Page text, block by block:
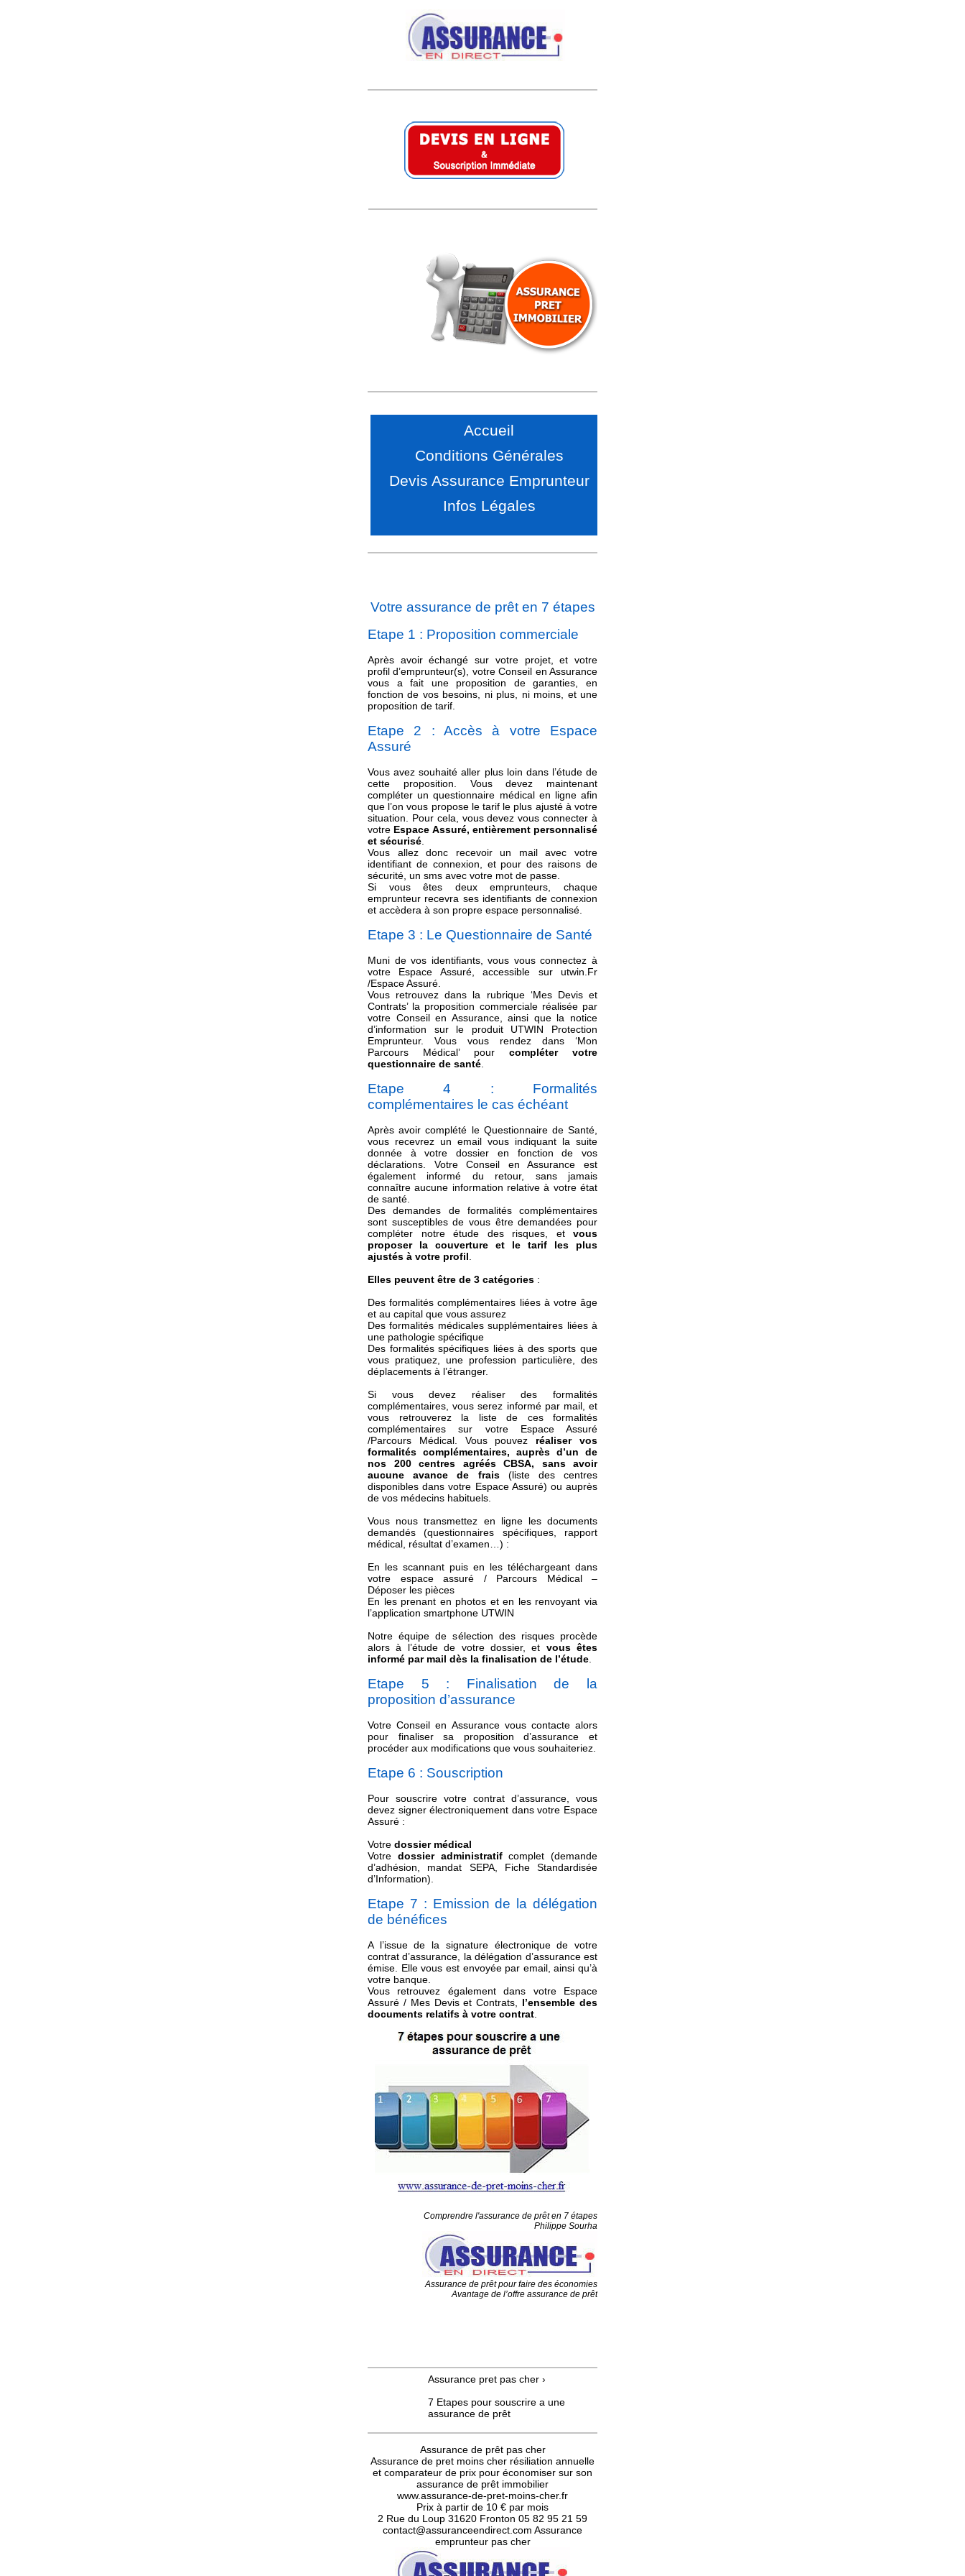
Votre assurance de prêt en 7 étapes
Etape 1 : Proposition commerciale
Après avoir échangé sur votre projet, et votre
profil d’emprunteur(s), votre Conseil en Assurance
vous a fait une proposition de garanties, en
fonction de vos besoins, ni plus, ni moins, et une
proposition de tarif.
Etape 2 : Accès à votre Espace
Assuré
Vous avez souhaité aller plus loin dans l’étude de
cette proposition. Vous devez maintenant
compléter un questionnaire médical en ligne afin
que l’on vous propose le tarif le plus ajusté à votre
situation. Pour cela, vous devez vous connecter à
votre Espace Assuré, entièrement personnalisé
et sécurisé
Vous allez donc recevoir un mail avec votre
identifiant de connexion, et pour des raisons de
sécurité, un sms avec votre mot de passe.
Si vous êtes deux emprunteurs, chaque
emprunteur recevra ses identifiants de connexion
et accèdera à son propre espace personnalisé.
Etape 3 : Le Questionnaire de Santé
Muni de vos identifiants, vous vous connectez à
votre Espace Assuré, accessible sur utwin.Fr
/Espace Assuré.
Vous retrouvez dans la rubrique ‘Mes Devis et
Contrats’ la proposition commerciale réalisée par
votre Conseil en Assurance, ainsi que la notice
d’information sur le produit UTWIN Protection
Emprunteur. Vous vous rendez dans ‘Mon
Parcours Médical’ pour compléter votre
questionnaire de santé
Etape 4 : Formalités
complémentaires le cas échéant
Après avoir complété le Questionnaire de Santé,
vous recevrez un email vous indiquant la suite
donnée à votre dossier en fonction de vos
déclarations. Votre Conseil en Assurance est
également informé du retour, sans jamais
connaître aucune information relative à votre état
de santé.
Des demandes de formalités complémentaires
sont susceptibles de vous être demandées pour
compléter notre étude des risques, et vous
proposer la couverture et le tarif les plus
ajustés à votre profil
Elles peuvent être de 3 catégories :
Des formalités complémentaires liées à votre âge
et au capital que vous assurez
Des formalités médicales supplémentaires liées à
une pathologie spécifique
Des formalités spécifiques liées à des sports que
vous pratiquez, une profession particulière, des
déplacements à l’étranger.
Si vous devez réaliser des formalités
complémentaires, vous serez informé par mail, et
vous retrouverez la liste de ces formalités
complémentaires sur votre Espace Assuré
/Parcours Médical. Vous pouvez réaliser vos
formalités complémentaires, auprès d’un de
nos 200 centres agréés CBSA, sans avoir
aucune avance de frais(liste des centres
disponibles dans votre Espace Assuré) ou auprès
de vos médecins habituels.
Vous nous transmettez en ligne les documents
demandés (questionnaires spécifiques, rapport
médical, résultat d’examen…) :
En les scannant puis en les téléchargeant dans
votre espace assuré / Parcours Médical –
Déposer les pièces
En les prenant en photos et en les renvoyant via
l’application smartphone UTWIN
Notre équipe de sélection des risques procède
alors à l’étude de votre dossier, et vous êtes
informé par mail dès la finalisation de l’étude
Etape 5 : Finalisation de la
proposition d’assurance
Votre Conseil en Assurance vous contacte alors
pour finaliser sa proposition d’assurance et
procéder aux modifications que vous souhaiteriez.
Etape 6 : Souscription
Pour souscrire votre contrat d’assurance, vous
devez signer électroniquement dans votre Espace
Assuré :
Votre dossier médical
Votre dossier administratifcomplet (demande
d’adhésion, mandat SEPA, Fiche Standardisée
d’Information).
Etape 7 : Emission de la délégation
de bénéfices
A l’issue de la signature électronique de votre
contrat d’assurance, la délégation d’assurance est
émise. Elle vous est envoyée par email, ainsi qu’à
votre banque.
Vous retrouvez également dans votre Espace
Assuré / Mes Devis et Contrats, l’ensemble des
documents relatifs à votre contrat
Comprendre l'assurance de prêt en 7 étapes
Philippe Sourha
Assurance de prêt pour faire des économies
Avantage de l’offre assurance de prêt
Assurance de prêt pas cher
Assurance de pret moins cher résiliation annuelle
et comparateur de prix pour économiser sur son
assurance de prêt immobilier
www.assurance-de-pret-moins-cher.fr
Prix à partir de 10 € par mois
2 Rue du Loup 31620 Fronton 05 82 95 21 59
contact@assuranceendirect.com Assurance
emprunteur pas cher
Assurance pret pas cher ›
7 Etapes pour souscrire a une
assurance de prêt
Accueil
Conditions Générales
Devis Assurance Emprunteur
Infos Légales